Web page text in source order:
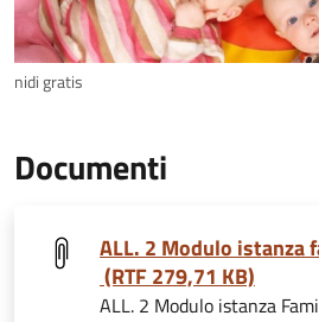
nidi gratis
Documenti
ALL. 2 Modulo istanza
(RTF 279,71 KB)
ALL. 2 Modulo istanza